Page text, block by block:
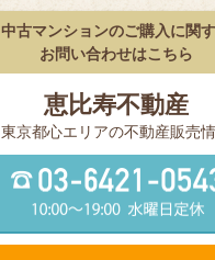
中古マンションのご購入に関
お問い合わせはこちら
恵比寿不動産
東京都⼼エリアの不動産販売